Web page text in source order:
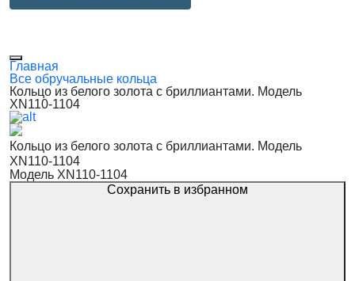
Главная
Все обручальные кольца
Кольцо из белого золота с бриллиантами. Модель
XN110-1104
Кольцо из белого золота с бриллиантами. Модель
XN110-1104
Модель XN110-1104
Сохранить в избранном